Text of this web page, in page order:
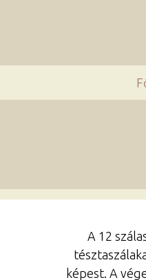
A 12
képest. A